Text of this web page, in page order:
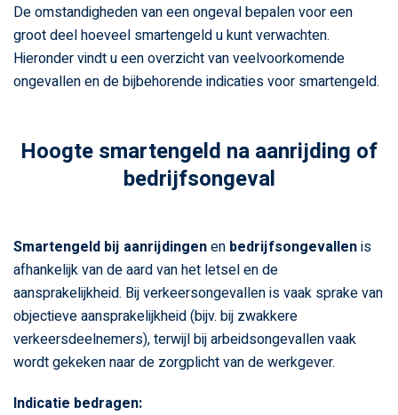
De omstandigheden van een ongeval bepalen voor een
groot deel hoeveel smartengeld u kunt verwachten.
Hieronder vindt u een overzicht van veelvoorkomende
ongevallen en de bijbehorende indicaties voor smartengeld.
Hoogte smartengeld na aanrijding of
bedrijfsongeval
Smartengeld bij aanrijdingenen bedrijfsongevallenis
afhankelijk van de aard van het letsel en de
aansprakelijkheid. Bij verkeersongevallen is vaak sprake van
objectieve aansprakelijkheid (bijv. bij zwakkere
verkeersdeelnemers), terwijl bij arbeidsongevallen vaak
wordt gekeken naar de zorgplicht van de werkgever.
Indicatie bedragen: